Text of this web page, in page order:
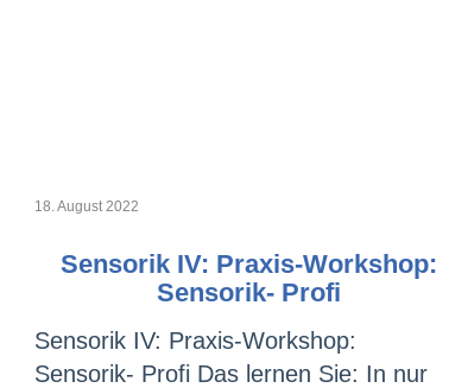
18. August 2022
Sensorik IV: Praxis-Workshop:
Sensorik- Profi
Sensorik IV: Praxis-Workshop:
Sensorik- Profi Das lernen Sie: In nur